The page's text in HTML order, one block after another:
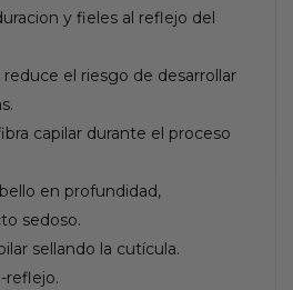
y fieles al reflejo del
el riesgo de desarrollar
capilar durante el proceso
en profundidad,
sedoso.
sellando la cutícula.
reflejo.